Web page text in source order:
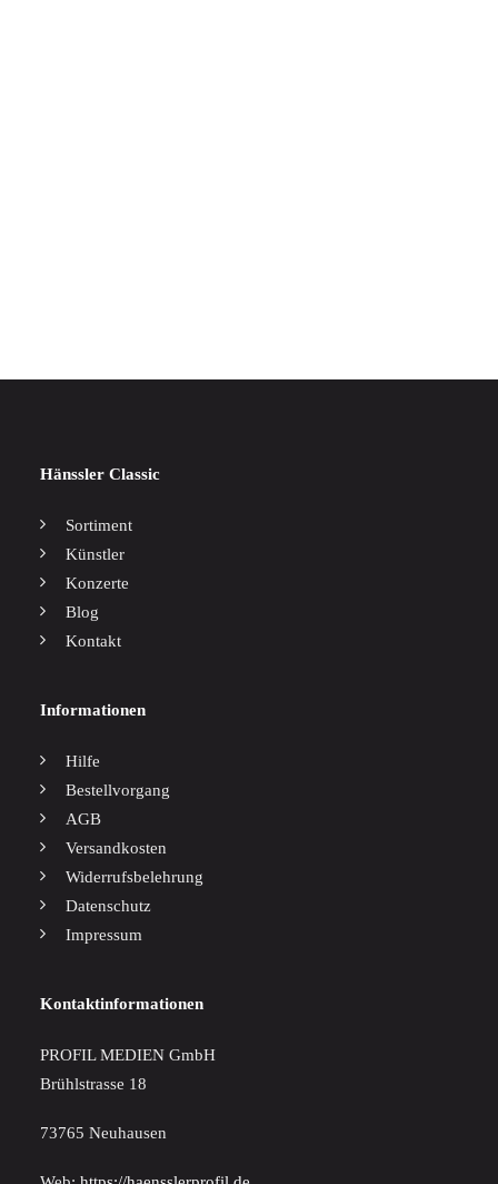
Hänssler Classic
Sortiment
Künstler
Konzerte
Blog
Kontakt
Informationen
Hilfe
Bestellvorgang
AGB
Versandkosten
Widerrufsbelehrung
Datenschutz
Impressum
Kontaktinformationen
PROFIL MEDIEN GmbH
Brühlstrasse 18
73765 Neuhausen